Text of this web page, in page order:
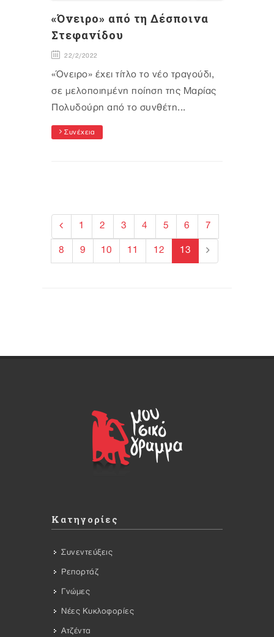
«Όνειρο» από τη Δέσποινα
Στεφανίδου
22/2/2022
«Όνειρο» έχει τίτλο το νέο τραγούδι,
σε μελοποιημένη ποίηση της Μαρίας
Πολυδούρη από το συνθέτη...
Συνέχεια
1 2 3 4 5 6 7
8 9 10 11 12 13
Κατηγορίες
Συνεντεύξεις
Ρεπορτάζ
Γνώμες
Νέες Κυκλοφορίες
Ατζέντα